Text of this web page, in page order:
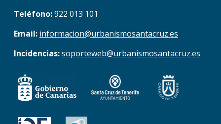
Teléfono:922 013 101
Email: informacion@urbanismosantacruz.es
Incidencias:soporteweb@urbanismosantacruz.es